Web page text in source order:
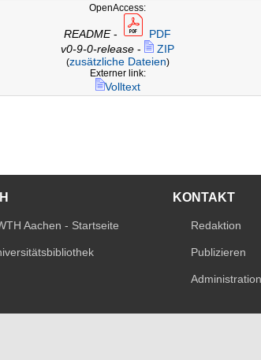
OpenAccess:
README-
PDF
v0-9-0-release - ZIP
(zusätzliche Dateien)
Externer link:
Volltext
Aachen - Startseite
KONTAKT
Redaktion
Publizieren
Administration